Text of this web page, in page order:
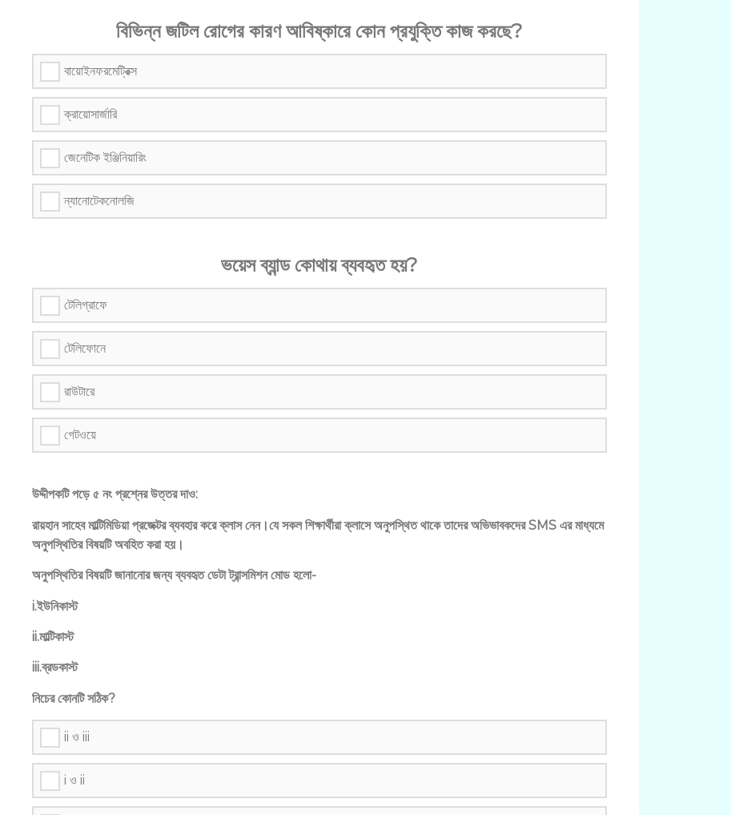
বিভিন্ন জটিল রোগের কারণ আবিষ্কারে কোন প্রযুক্তি কাজ করছে?
বায়োইনফরমেট্রিক্স
ক্রায়োসার্জারি
জেনেটিক ইঞ্জিনিয়ারিং
ন্যানোটেকনোলজি
ভয়েস ব্যান্ড কোথায় ব্যবহৃত হয়?
টেলিগ্রাফে
টেলিফোনে
রাউটারে
গেটওয়ে
উদ্দীপকটি পড়ে ৫ নং প্রশ্নের উত্তর দাও:
রায়হান সাহেব মাল্টিমিডিয়া প্রজেক্টর ব্যবহার করে ক্লাস নেন।যে সকল শিক্ষার্থীরা ক্লাসে অনুপস্থিত থাকে তাদের অভিভাবকদের SMS এর মাধ্যমে
অনুপস্থিতির বিষয়টি অবহিত করা হয়।
অনুপস্থিতির বিষয়টি জানানোর জন্য ব্যবহৃত ডেটা ট্রান্সমিশন মোড হলো-
i.ইউনিকাস্ট
ii.মাল্টিকাস্ট
iii.ব্রডকাস্ট
নিচের কোনটি সঠিক?
ii ও iii
i ও ii